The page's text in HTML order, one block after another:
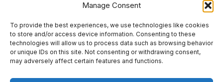
Manage Consent
To provide the best experiences, we use technologies like cookies
to store and/or access device information. Consenting to these
technologies will allow us to process data such as browsing behavior
or unique IDs on this site. Not consenting or withdrawing consent,
may adversely affect certain features and functions.